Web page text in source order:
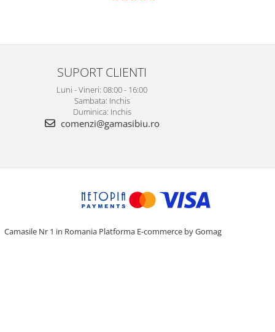
SUPORT CLIENTI
Luni - Vineri: 08:00 - 16:00
Sambata: Inchis
Duminica: Inchis
comenzi@gamasibiu.ro
Camasile Nr 1 in Romania Platforma E-commerce by Gomag